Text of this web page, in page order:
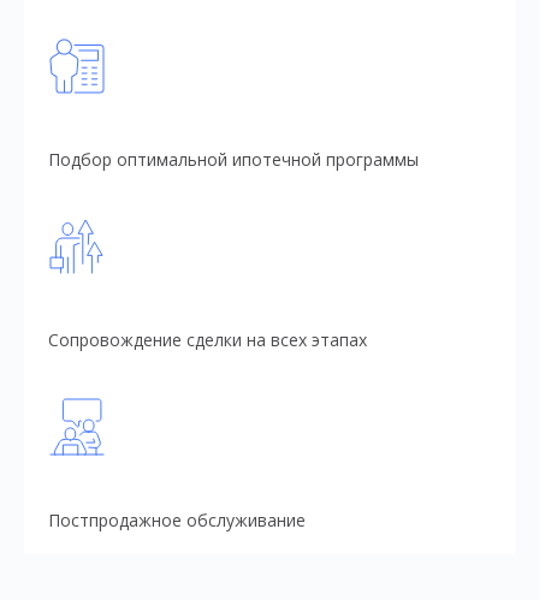
Подбор оптимальной ипотечной программы
Сопровождение сделки на всех этапах
Постпродажное обслуживание